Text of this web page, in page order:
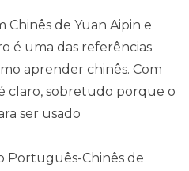
Chinês de Yuan Aipin e
é uma das referências
aprender chinês. Com
claro, sobretudo porque o
ser usado
Português-Chinês de